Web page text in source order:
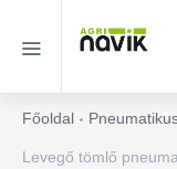
Főoldal
Levegő tömlő